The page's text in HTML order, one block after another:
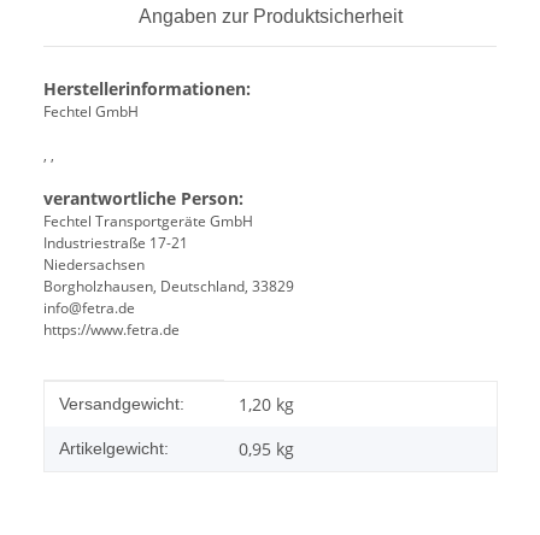
Angaben zur Produktsicherheit
Herstellerinformationen:
Fechtel GmbH
, ,
verantwortliche Person:
Fechtel Transportgeräte GmbH
Industriestraße 17-21
Niedersachsen
Borgholzhausen, Deutschland, 33829
info@fetra.de
https://www.fetra.de
Produkteigenschaft
Wert
Versandgewicht: 1,20 kg
Artikelgewicht: 0,95 kg